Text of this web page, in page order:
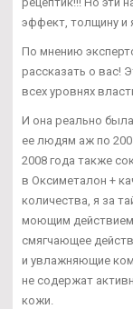
эффект, толщину и
По мнению
рассказать о вас!
всех уровнях
И она реально
ее людям аж по 200
2008 года также
в Оксиметалон +
количества, я за
моющим
смягчающее
и увлажняющие
не содержат
кожи.